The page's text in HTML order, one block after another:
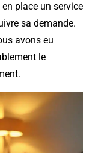
place un service
sa demande.
avons eu
le